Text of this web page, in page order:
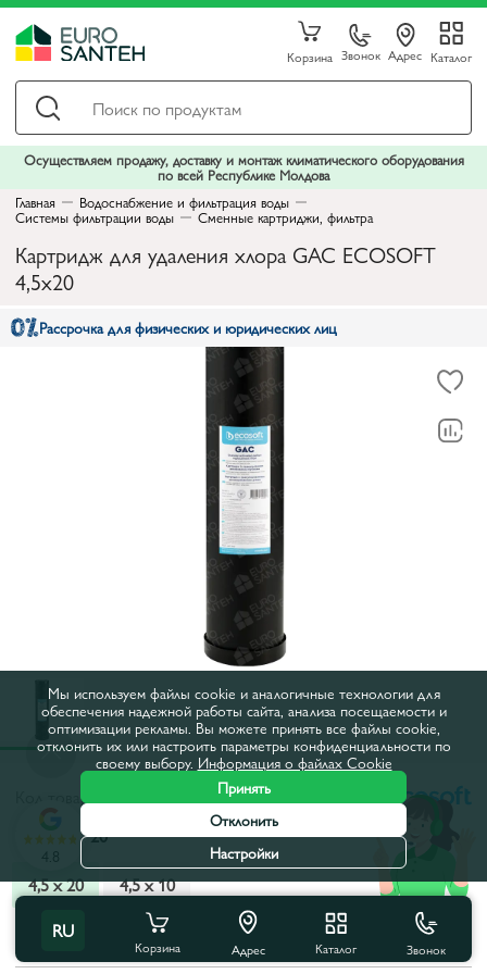
Корзина Звонок Адрес Каталог
Осуществляем продажу, доставку и монтаж климатического оборудования
по всей Республике Молдова
Главная
Водоснабжение и фильтрация воды
Системы фильтрации воды Сменные картриджи, фильтра
Картридж для удаления хлора GAC ECOSOFT
4,5x20
Рассрочка для физических и юридических лиц
Код товара:
Тип:4,5 x 20
4,5 x 20
4,5 х 10
Все характеристики
RU
Корзина Адрес Каталог Звонок
4.8
Мы используем файлы cookie и аналогичные технологии для
обеспечения надежной работы сайта, анализа посещаемости и
оптимизации рекламы. Вы можете принять все файлы cookie,
отклонить их или настроить параметры конфиденциальности по
своему выбору. Информация о файлах Cookie
Принять
Отклонить
Настройки